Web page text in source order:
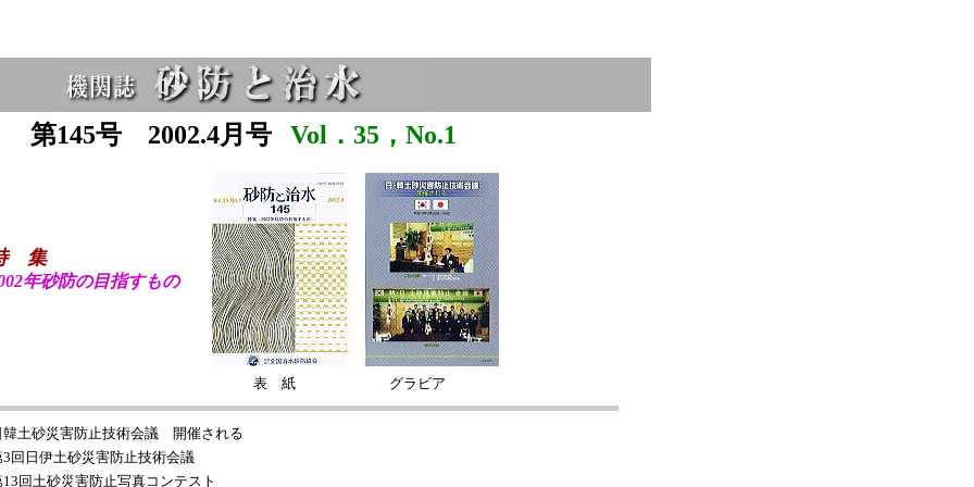
第145号 2002.4月号 Vol．35，No.1
集
年砂防の目指すもの
表 紙 グラビア
韓土砂災害防止技術会議 開催される
3回日伊土砂災害防止技術会議
13回土砂災害防止写真コンテスト